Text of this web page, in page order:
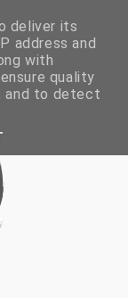
deliver its
address and
with
quality
and to detect